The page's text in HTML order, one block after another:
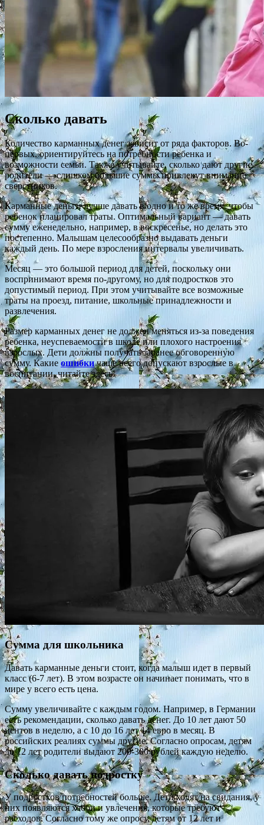
Сколько давать
Количество карманных денег зависит от ряда факторов. Во-
первых, ориентируйтесь на потребности ребенка и
возможности семьи. Также учитывайте, сколько дают другие
родители — слишком большие суммы привлекут внимание
сверстников.
Карманные деньги лучше давать в одно и то же время, чтобы
ребенок планировал траты. Оптимальный вариант — давать
сумму еженедельно, например, в воскресенье, но делать это
постепенно. Малышам целесообразно выдавать деньги
каждый день. По мере взросления интервалы увеличивать.
Месяц — это большой период для детей, поскольку они
воспринимают время по-другому, но для подростков это
допустимый период. При этом учитывайте все возможные
траты на проезд, питание, школьные принадлежности и
развлечения.
Размер карманных денег не должен меняться из-за поведения
ребенка, неуспеваемости в школе или плохого настроения
взрослых. Дети должны получать заранее обговоренную
сумму. Какие ошибкичаще всего допускают взрослые в
воспитании, читайте здесь.
Сумма для школьника
Давать карманные деньги стоит, когда малыш идет в первый
класс (6-7 лет). В этом возрасте он начинает понимать, что в
мире у всего есть цена.
Сумму увеличивайте с каждым годом. Например, в Германии
есть рекомендации, сколько давать денег. До 10 лет дают 50
центов в неделю, а с 10 до 16 лет 14 евро в месяц. В
российских реалиях суммы другие. Согласно опросам, детям
до 12 лет родители выдают 200-300 рублей каждую неделю.
Сколько давать подростку
У подростков потребностей больше. Дети ходят на свидания, у
них появляются хобби и увлечения, которые требуют
расходов. Согласно тому же опросу, детям от 12 лет и